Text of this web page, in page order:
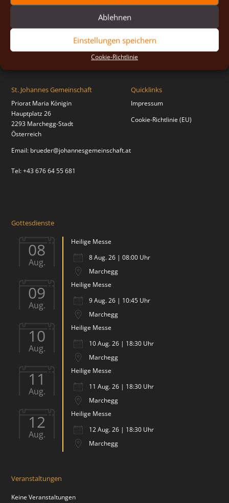
Ablehnen
Einstellungen speichern
Cookie-Richtlinie
Häuser und Priorate
St. Johannes Gemeinschaft
Priorat Maria Königin
Hauptplatz 26
2293 Marchegg-Stadt
Österreich
Email: brueder@johannesgemeinschaft.at
Tel: +43 676 64 55 681
Quicklinks
Impressum
Cookie-Richtlinie (EU)
Gottesdienste
08
Aug.
Heilige Messe
8 Aug. 26 | 08:00 Uhr
Marchegg
09
Aug.
Heilige Messe
9 Aug. 26 | 10:45 Uhr
Marchegg
10
Aug.
Heilige Messe
10 Aug. 26 | 18:30 Uhr
Marchegg
11
Aug.
Heilige Messe
11 Aug. 26 | 18:30 Uhr
Marchegg
12
Aug.
Heilige Messe
12 Aug. 26 | 18:30 Uhr
Marchegg
Veranstaltungen
Keine Veranstaltungen